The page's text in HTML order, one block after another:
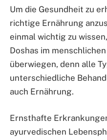
Um die Gesundheit zu
richtige Ernährung
einmal wichtig zu
Doshas im
überwiegen, denn alle
unterschiedliche
auch Ernährung.
Ernsthafte
ayurvedischen